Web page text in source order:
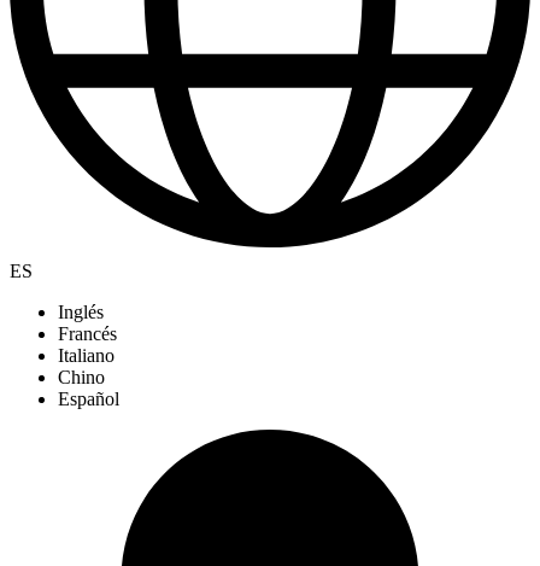
ES
Inglés
Francés
Italiano
Chino
Español